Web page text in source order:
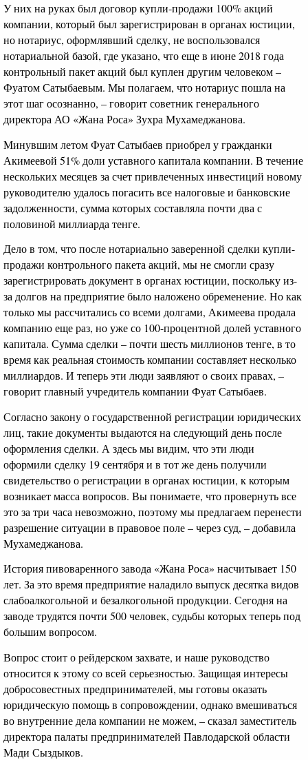
У них на руках был договор купли-продажи 100% акций
компании, который был зарегистрирован в органах юстиции,
но нотариус, оформлявший сделку, не воспользовался
нотариальной базой, где указано, что еще в июне 2018 года
контрольный пакет акций был куплен другим человеком –
Фуатом Сатыбаевым. Мы полагаем, что нотариус пошла на
этот шаг осознанно, – говорит советник генерального
директора АО «Жана Роса» Зухра Мухамеджанова.
Минувшим летом Фуат Сатыбаев приобрел у гражданки
Акимеевой 51% доли уставного капитала компании. В течение
нескольких месяцев за счет привлеченных инвестиций новому
руководителю удалось погасить все налоговые и банковские
задолженности, сумма которых составляла почти два с
половиной миллиарда тенге.
Дело в том, что после нотариально заверенной сделки купли-
продажи контрольного пакета акций, мы не смогли сразу
зарегистрировать документ в органах юстиции, поскольку из-
за долгов на предприятие было наложено обременение. Но как
только мы рассчитались со всеми долгами, Акимеева продала
компанию еще раз, но уже со 100-процентной долей уставного
капитала. Сумма сделки – почти шесть миллионов тенге, в то
время как реальная стоимость компании составляет несколько
миллиардов. И теперь эти люди заявляют о своих правах, –
говорит главный учредитель компании Фуат Сатыбаев.
Согласно закону о государственной регистрации юридических
лиц, такие документы выдаются на следующий день после
оформления сделки. А здесь мы видим, что эти люди
оформили сделку 19 сентября и в тот же день получили
свидетельство о регистрации в органах юстиции, к которым
возникает масса вопросов. Вы понимаете, что провернуть все
это за три часа невозможно, поэтому мы предлагаем перенести
разрешение ситуации в правовое поле – через суд, – добавила
Мухамеджанова.
История пивоваренного завода «Жана Роса» насчитывает 150
лет. За это время предприятие наладило выпуск десятка видов
слабоалкогольной и безалкогольной продукции. Сегодня на
заводе трудятся почти 500 человек, судьбы которых теперь под
большим вопросом.
Вопрос стоит о рейдерском захвате, и наше руководство
относится к этому со всей серьезностью. Защищая интересы
добросовестных предпринимателей, мы готовы оказать
юридическую помощь в сопровождении, однако вмешиваться
во внутренние дела компании не можем, – сказал заместитель
директора палаты предпринимателей Павлодарской области
Мади Сыздыков.